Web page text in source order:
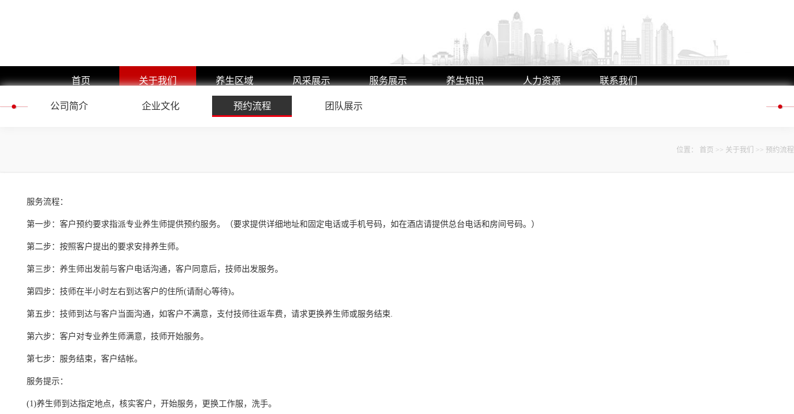
首页 关于我们
公司简介
养生区域
浦东新区
长宁区
宝山区
松江区
青浦区
风采展示
艺师风采
服务展示 养生知识 人力资源 联系我们
公司简介 企业文化 预约流程 团队展示
位置： 首页 >> 关于我们 >> 预约流程
服务流程：
第一步：客户预约要求指派专业养生师提供预约服务。（要求提供详细地址和固定电话或手机号码，如在酒店请提供总台电话和房间号码。）
第二步：按照客户提出的要求安排养生师。
第三步：养生师出发前与客户电话沟通，客户同意后，技师出发服务。
第四步：技师在半小时左右到达客户的住所(请耐心等待)。
第五步：技师到达与客户当面沟通，如客户不满意，支付技师往返车费，请求更换养生师或服务结束.
第六步：客户对专业养生师满意，技师开始服务。
第七步：服务结束，客户结帐。
服务提示：
(1)养生师到达指定地点，核实客户，开始服务，更换工作服，洗手。